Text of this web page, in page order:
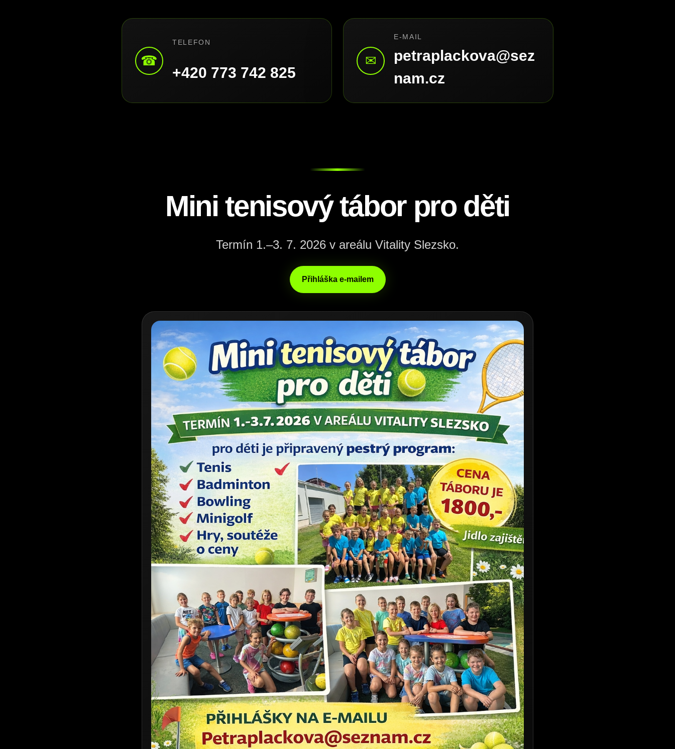
☎
TELEFON
+420 773 742 825
✉
E-MAIL
petraplackova@sez
nam.cz
Mini tenisový tábor pro děti
Termín 1.–3. 7. 2026 v areálu Vitality Slezsko.
Přihláška e-mailem